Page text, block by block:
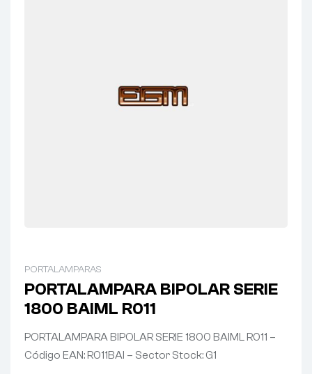
PORTALAMPARAS
PORTALAMPARA BIPOLAR SERIE
1800 BAIML R011
PORTALAMPARA BIPOLAR SERIE 1800 BAIML R011 –
Código EAN: R011BAI – Sector Stock: G1